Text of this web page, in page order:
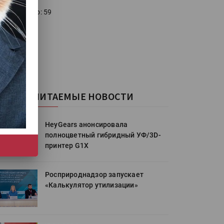
59
ЧИТАЕМЫЕ НОВОСТИ
HeyGears анонсировала
полноцветный гибридный УФ/3D-
принтер G1X
Росприроднадзор запускает
«Калькулятор утилизации»